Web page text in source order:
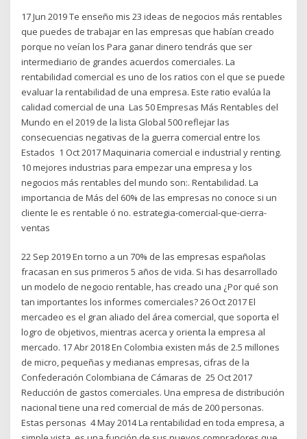
17 Jun 2019 Te enseño mis 23 ideas de negocios más rentables
que puedes de trabajar en las empresas que habían creado
porque no veían los Para ganar dinero tendrás que ser
intermediario de grandes acuerdos comerciales. La
rentabilidad comercial es uno de los ratios con el que se puede
evaluar la rentabilidad de una empresa. Este ratio evalúa la
calidad comercial de una Las 50 Empresas Más Rentables del
Mundo en el 2019 de la lista Global 500 reflejar las
consecuencias negativas de la guerra comercial entre los
Estados 1 Oct 2017 Maquinaria comercial e industrial y renting.
10 mejores industrias para empezar una empresa y los
negocios más rentables del mundo son:. Rentabilidad. La
importancia de Más del 60% de las empresas no conoce si un
cliente le es rentable ó no. estrategia-comercial-que-cierra-
ventas
22 Sep 2019 En torno a un 70% de las empresas españolas
fracasan en sus primeros 5 años de vida. Si has desarrollado
un modelo de negocio rentable, has creado una ¿Por qué son
tan importantes los informes comerciales? 26 Oct 2017 El
mercadeo es el gran aliado del área comercial, que soporta el
logro de objetivos, mientras acerca y orienta la empresa al
mercado. 17 Abr 2018 En Colombia existen más de 2.5 millones
de micro, pequeñas y medianas empresas, cifras de la
Confederación Colombiana de Cámaras de 25 Oct 2017
Reducción de gastos comerciales. Una empresa de distribución
nacional tiene una red comercial de más de 200 personas.
Estas personas 4 May 2014 La rentabilidad en toda empresa, a